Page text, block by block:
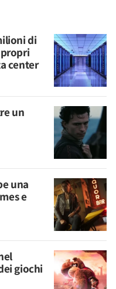
di
center
un
una
e
giochi